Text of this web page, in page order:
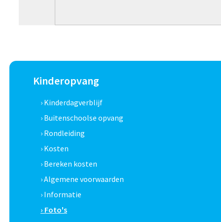
Kinderopvang
› Kinderdagverblijf
› Buitenschoolse opvang
› Rondleiding
› Kosten
› Bereken kosten
› Algemene voorwaarden
› Informatie
› Foto's